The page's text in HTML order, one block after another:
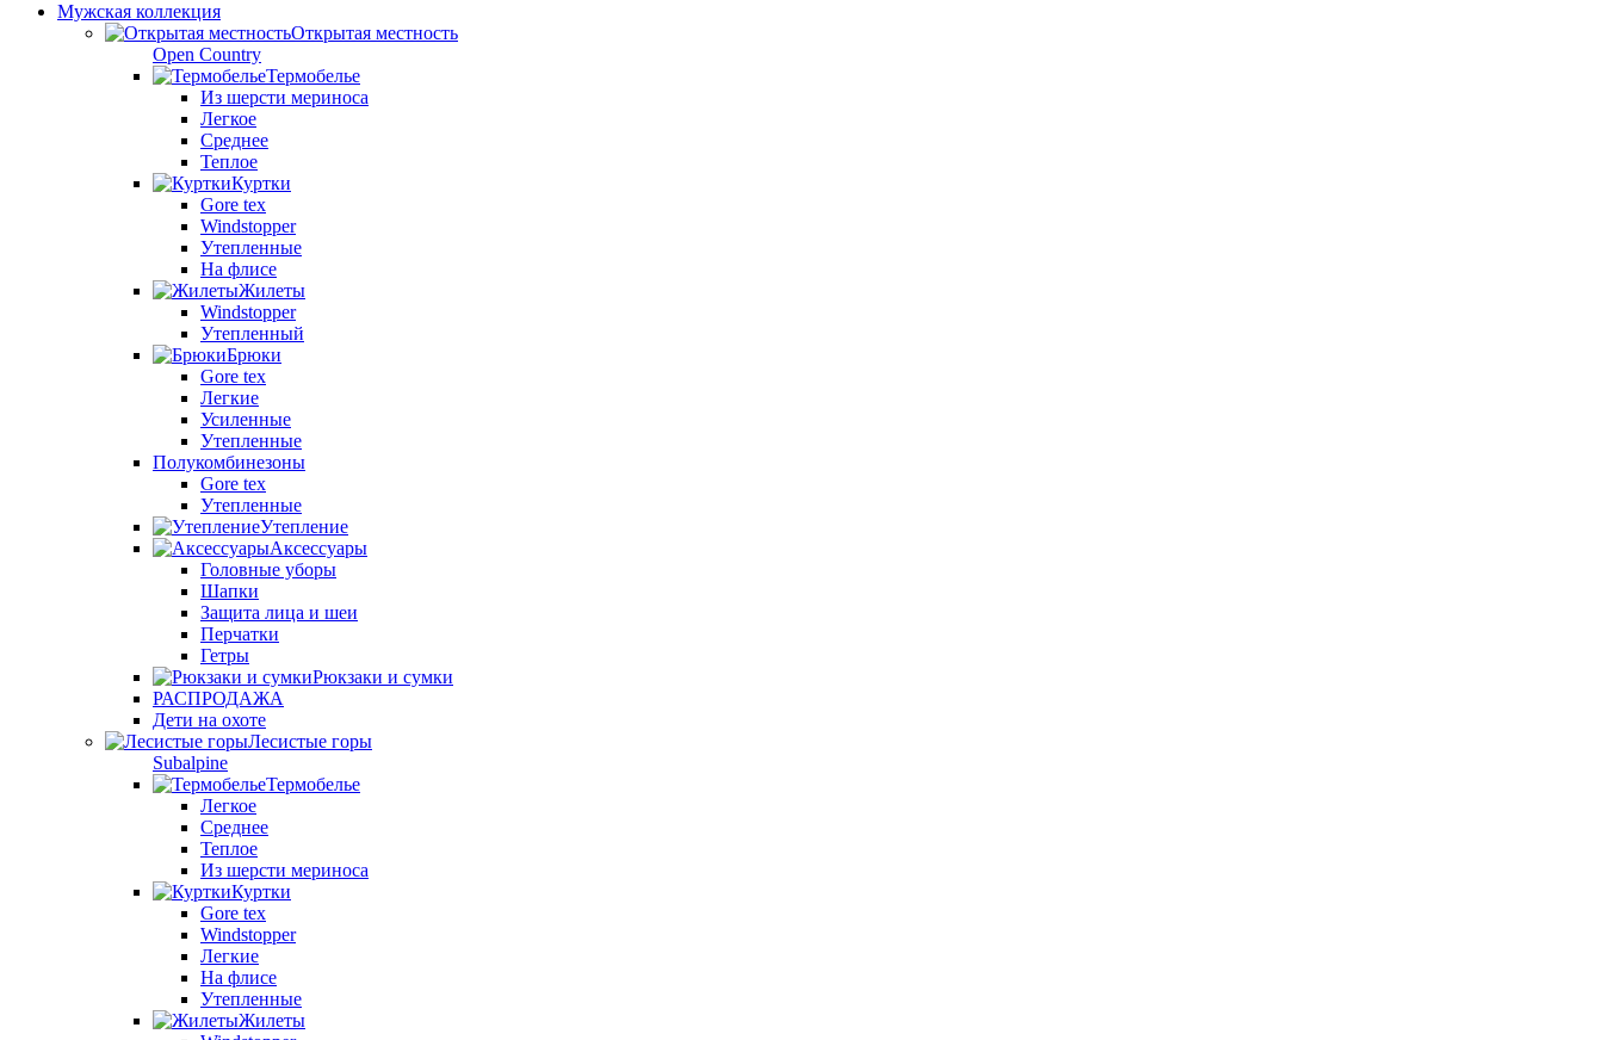
Мужская коллекция
Открытая местность
Open Country
Термобелье
Из шерсти мериноса
Легкое
Среднее
Теплое
Куртки
Gore tex
Windstopper
Утепленные
На флисе
Жилеты
Windstopper
Утепленный
Брюки
Gore tex
Легкие
Усиленные
Утепленные
Полукомбинезоны
Gore tex
Утепленные
Утепление
Аксессуары
Головные уборы
Шапки
Защита лица и шеи
Перчатки
Гетры
Рюкзаки и сумки
РАСПРОДАЖА
Дети на охоте
Лесистые горы
Subalpine
Термобелье
Легкое
Среднее
Теплое
Из шерсти мериноса
Куртки
Gore tex
Windstopper
Легкие
На флисе
Утепленные
Жилеты